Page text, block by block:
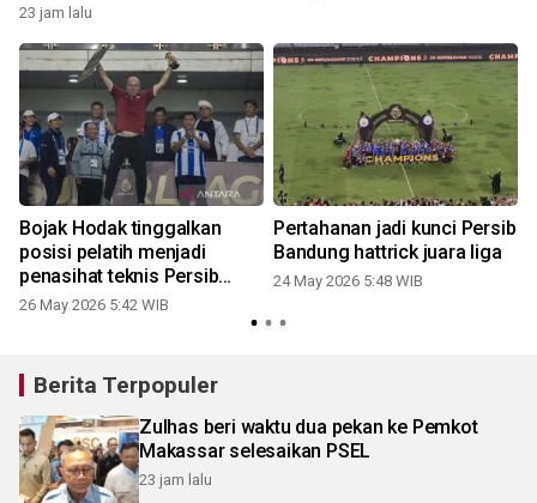
23 jam lalu
Bojak Hodak tinggalkan
posisi pelatih menjadi
penasihat teknis Persib
Bandung
26 May 2026 5:42 WIB
Pertahanan jadi kunci Persib
Bandung hattrick juara liga
24 May 2026 5:48 WIB
Berita Terpopuler
Zulhas beri waktu dua pekan ke Pemkot
Makassar selesaikan PSEL
23 jam lalu